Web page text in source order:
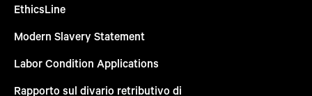
EthicsLine
Modern Slavery Statement
Labor Condition Applications
Rapporto sul divario retributivo di